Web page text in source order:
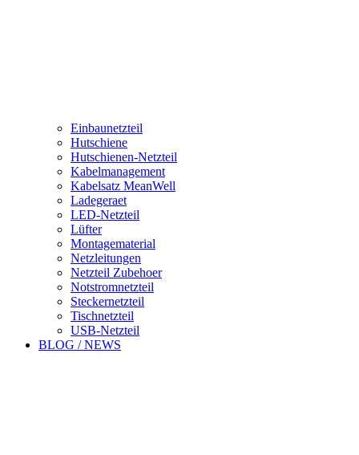
Einbaunetzteil
Hutschiene
Hutschienen-Netzteil
Kabelmanagement
Kabelsatz MeanWell
Ladegeraet
LED-Netzteil
Lüfter
Montagematerial
Netzleitungen
Netzteil Zubehoer
Notstromnetzteil
Steckernetzteil
Tischnetzteil
USB-Netzteil
BLOG / NEWS